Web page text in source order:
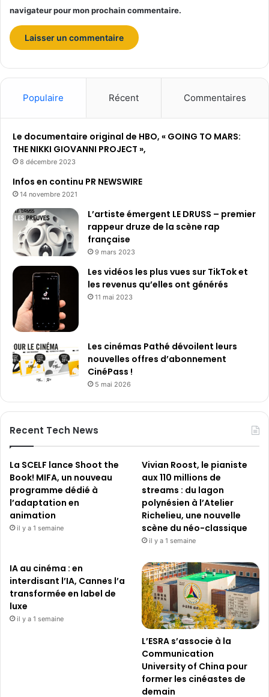
navigateur pour mon prochain commentaire.
Populaire Récent Commentaires
Le documentaire original de HBO, « GOING TO MARS:
THE NIKKI GIOVANNI PROJECT »,
8 décembre 2023
Infos en continu PR NEWSWIRE
14 novembre 2021
L’artiste émergent LE DRUSS – premier
rappeur druze de la scène rap
française
9 mars 2023
Les vidéos les plus vues sur TikTok et
les revenus qu’elles ont générés
11 mai 2023
Les cinémas Pathé dévoilent leurs
nouvelles offres d’abonnement
CinéPass !
5 mai 2026
Recent Tech News
La SCELF lance Shoot the
Book! MIFA, un nouveau
programme dédié à
l’adaptation en
animation
il y a 1 semaine
Vivian Roost, le pianiste
aux 110 millions de
streams : du lagon
polynésien à l’Atelier
Richelieu, une nouvelle
scène du néo-classique
il y a 1 semaine
IA au cinéma : en
interdisant l’IA, Cannes l’a
transformée en label de
luxe
il y a 1 semaine
L’ESRA s’associe à la
Communication
University of China pour
former les cinéastes de
demain